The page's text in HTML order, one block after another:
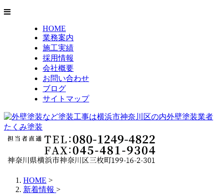
HOME
業務案内
施工実績
採用情報
会社概要
お問い合わせ
ブログ
サイトマップ
HOME >
新着情報 >